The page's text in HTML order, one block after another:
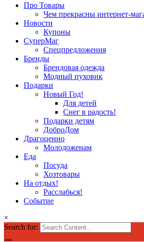
Про Товары
Чем прекрасны интернет-
Новости
Купоны
СуперМаг
Спецпредложения
Бренды
Брендовая одежда
Модный пуховик
Подарки
Новый Год!
Для детей
Снег в радость!
Подарки детям
ДоброДом
Драгоценно
Молодоженам
Еда
Посуда
Хозтовары
На отдых!
Расслабься!
Событие
×
Search for: